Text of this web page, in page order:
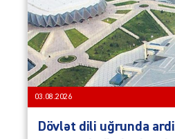
03.08.2026
Dövlət dili uğrunda